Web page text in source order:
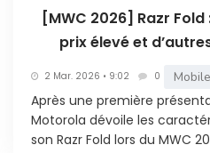
[MWC 2026] Razr
prix élevé et
2 Mar. 2026 • 9:02 0
Après une première
Motorola dévoile les
son Razr Fold lors du MWC